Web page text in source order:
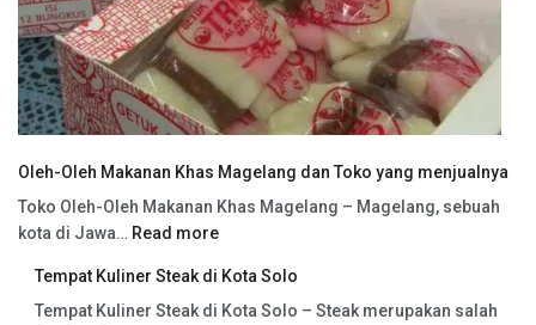
Oleh-Oleh Makanan Khas Magelang dan Toko yang menjualnya
Toko Oleh-Oleh Makanan Khas Magelang – Magelang, sebuah
kota di Jawa… Read more
Tempat Kuliner Steak di Kota Solo
Tempat Kuliner Steak di Kota Solo – Steak merupakan salah